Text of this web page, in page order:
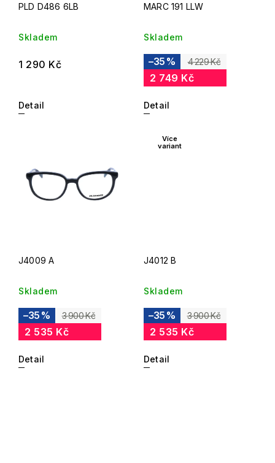
PLD D486 6LB
Skladem
1 290 Kč
Detail
MARC 191 LLW
Skladem
4 229 Kč
–35 %
2 749 Kč
Detail
J4009 A
Skladem
3 900 Kč
–35 %
2 535 Kč
Detail
Více
variant
J4012 B
Skladem
3 900 Kč
–35 %
2 535 Kč
Detail